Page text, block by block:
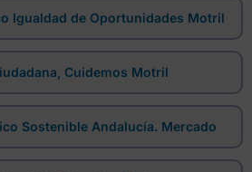
Igualdad de Oportunidades Motril
Cuidemos Motril
Sostenible Andalucía. Mercado